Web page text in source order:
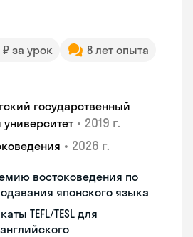
₽ за урок
8 лет опыта
государственный
• 2019 г.
• 2026 г.
востоковедения по
японского языка
TEFL/TESL для